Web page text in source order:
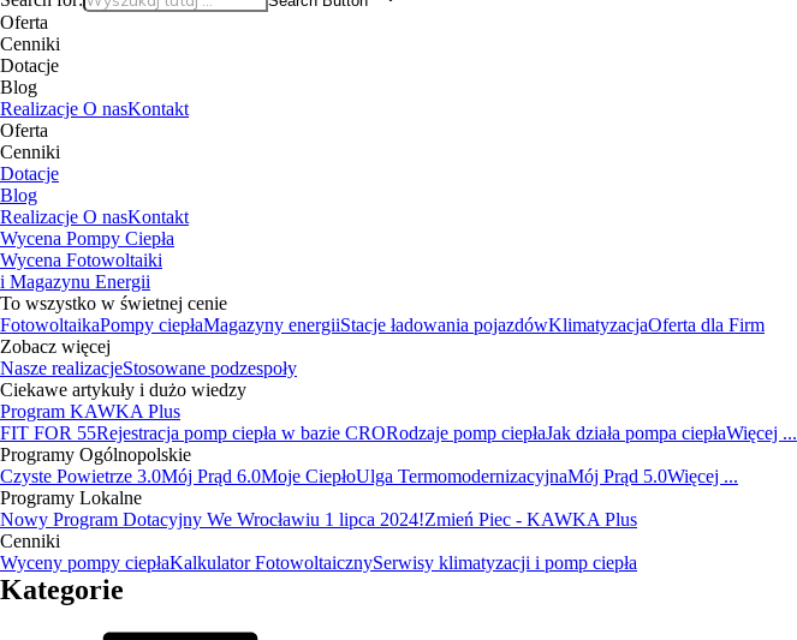
Oferta
Cenniki
Dotacje
Blog
Realizacje O nasKontakt
Oferta
Cenniki
Dotacje
Blog
Realizacje O nasKontakt
Wycena Pompy Ciepła
Wycena Fotowoltaiki
i Magazynu Energii
To wszystko w świetnej cenie
FotowoltaikaPompy ciepłaMagazyny energiiStacje ładowania pojazdówKlimatyzacjaOferta dla Firm
Zobacz więcej
Nasze realizacjeStosowane podzespoły
Ciekawe artykuły i dużo wiedzy
Program KAWKA Plus
FIT FOR 55Rejestracja pomp ciepła w bazie CRORodzaje pomp ciepłaJak działa pompa ciepłaWięcej ...
Programy Ogólnopolskie
Czyste Powietrze 3.0Mój Prąd 6.0Moje CiepłoUlga TermomodernizacyjnaMój Prąd 5.0Więcej ...
Programy Lokalne
Nowy Program Dotacyjny We Wrocławiu 1 lipca 2024!Zmień Piec - KAWKA Plus
Cenniki
Wyceny pompy ciepłaKalkulator FotowoltaicznySerwisy klimatyzacji i pomp ciepła
Kategorie